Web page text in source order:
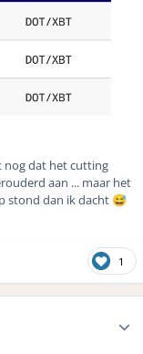
nog dat het cutting
aan ... maar het
stond dan ik dacht 😅
1